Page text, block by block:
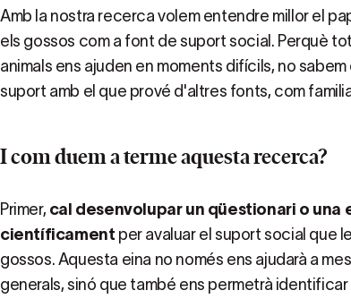
Amb la nostra recerca volem entendre millor el
els gossos com a font de suport social. Perquè
animals ens ajuden en moments difícils, no
suport amb el que prové d'altres fonts, com
I com duem a terme aquesta recerca?
Primer, cal desenvolupar un qüestionari o una
científicament per avaluar el suport social que
gossos. Aquesta eina no només ens ajudarà a
generals, sinó que també ens permetrà